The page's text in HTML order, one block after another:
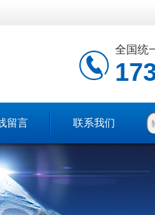
全国统
留言 联系我们